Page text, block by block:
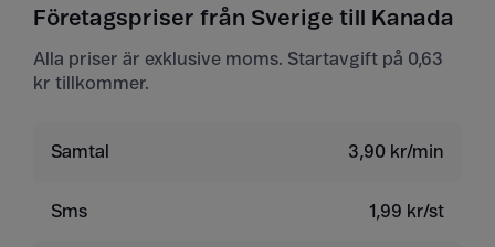
Företagspriser från Sverige till Kanada
Alla priser är exklusive moms. Startavgift på 0,63
kr tillkommer.
Samtal 3,90 kr/min
Sms 1,99 kr/st